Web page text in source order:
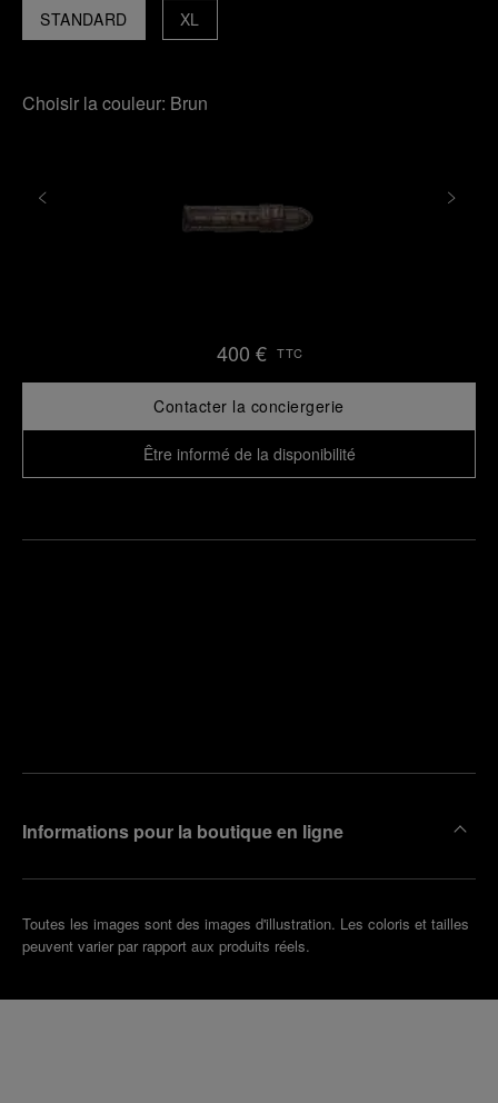
STANDARD XL
Choisir la couleur: Brun
400 € TTC
Contacter la conciergerie
Être informé de la disponibilité
Informations pour la boutique en ligne
Toutes les images sont des images d'illustration. Les coloris et tailles
peuvent varier par rapport aux produits réels.